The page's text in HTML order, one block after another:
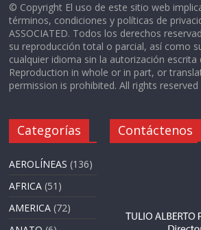
© Copyright El uso de este sitio web
términos, condiciones y políticas de
ASSOCIATED. Todos los derechos
su reproducción total o parcial, así como
cualquier idioma sin la autorización escrita
Reproduction in whole or in part, or
permission is prohibited. All rights reserved
Categorías
AEROLÍNEAS (136)
AFRICA (51)
AMERICA (72)
Contáctenos